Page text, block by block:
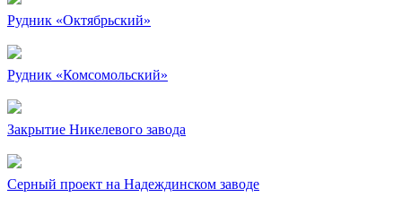
Рудник «Октябрьский»
Рудник «Комсомольский»
Закрытие Никелевого завода
Серный проект на Надеждинском заводе